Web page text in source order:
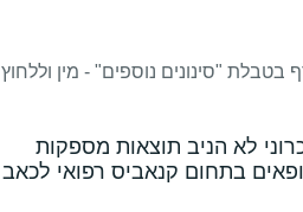
"סינונים נוספים" - מין וללחוץ
לא הניב תוצאות מספקות
בתחום קנאביס רפואי לכאב